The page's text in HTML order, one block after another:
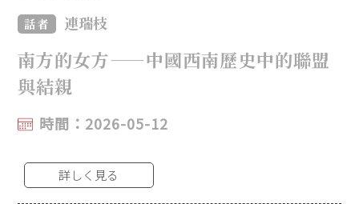
話者 連瑞枝
南方的女方——中國西南歷史中的聯盟
與結親
時間：2026-05-12
詳しく見る